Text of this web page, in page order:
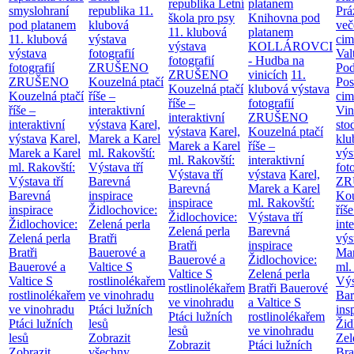
smyslohraní
pod platanem
11. klubová
výstava
fotografií
ZRUŠENO
Kouzelná ptačí
říše –
interaktivní
výstava Karel,
Marek a Karel
ml. Rakovští:
Výstava tří
Barevná
inspirace
Židlochovice:
Zelená perla
Bratři
Bauerové a
Valtice S
rostlinolékařem
ve vinohradu
Ptáci lužních
lesů
republika 11.
klubová
výstava
fotografií
ZRUŠENO
Kouzelná ptačí
říše –
interaktivní
výstava Karel,
Marek a Karel
ml. Rakovští:
Výstava tří
Barevná
inspirace
Židlochovice:
Zelená perla
Bratři
Bauerové a
Valtice S
rostlinolékařem
ve vinohradu
Ptáci lužních
lesů
Zobrazit
republika Letní
škola pro psy
11. klubová
výstava
fotografií
ZRUŠENO
Kouzelná ptačí
říše –
interaktivní
výstava Karel,
Marek a Karel
ml. Rakovští:
Výstava tří
Barevná
inspirace
Židlochovice:
Zelená perla
Bratři
Bauerové a
Valtice S
rostlinolékařem
ve vinohradu
Ptáci lužních
lesů
Zobrazit
platanem
Knihovna pod
platanem
KOLLÁROVCI
- Hudba na
vinicích 11.
klubová výstava
fotografií
ZRUŠENO
Kouzelná ptačí
říše –
interaktivní
výstava Karel,
Marek a Karel
ml. Rakovští:
Výstava tří
Barevná
inspirace
Židlochovice:
Zelená perla
Bratři Bauerové
a Valtice S
rostlinolékařem
ve vinohradu
Ptáci lužních
ml.